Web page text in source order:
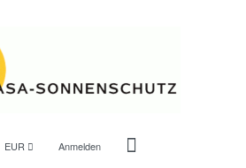
EUR Anmelden